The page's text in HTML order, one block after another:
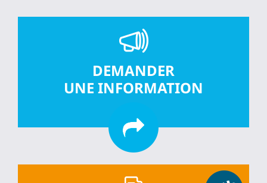
DEMANDER
UNE INFORMATION